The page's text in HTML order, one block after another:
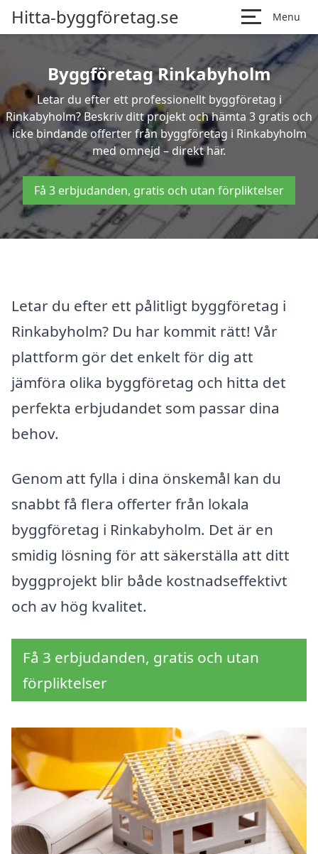
Hitta-byggföretag.se Menu
Byggföretag Rinkabyholm
Letar du efter ett professionellt byggföretag i
Rinkabyholm? Beskriv ditt projekt och hämta 3 gratis och
icke bindande offerter från byggföretag i Rinkabyholm
med omnejd – direkt här.
Få 3 erbjudanden, gratis och utan förpliktelser
Letar du efter ett pålitligt byggföretag i
Rinkabyholm? Du har kommit rätt! Vår
plattform gör det enkelt för dig att
jämföra olika byggföretag och hitta det
perfekta erbjudandet som passar dina
behov.
Genom att fylla i dina önskemål kan du
snabbt få flera offerter från lokala
byggföretag i Rinkabyholm. Det är en
smidig lösning för att säkerställa att ditt
byggprojekt blir både kostnadseffektivt
och av hög kvalitet.
Få 3 erbjudanden, gratis och utan
förpliktelser